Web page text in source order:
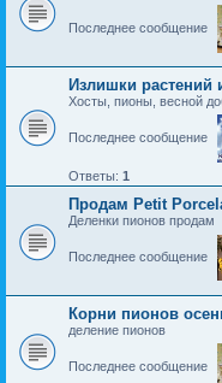
Последнее сообщение
Излишки растений
Хосты, пионы, весной
Последнее сообщение
Ответы: 1
Продам Petit
Деленки пионов продам
Последнее сообщение
Корни пионов
деление пионов
Последнее сообщение